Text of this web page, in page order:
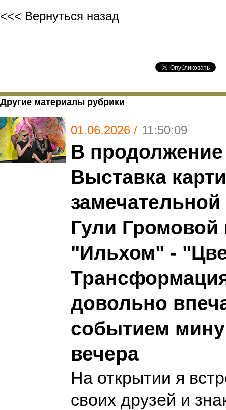
<<< Вернуться назад
Другие материалы рубрики
01.06.2026 / 11:50:09
В
Выставка
Гули Громовой
"Ильхом" -
довольно
событием
вечера
На открытии я
своих друзей и